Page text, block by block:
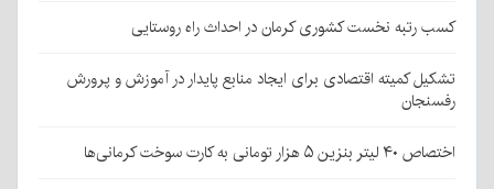
کسب رتبه نخست کشوری کرمان در احداث راه روستایی
تشکیل کمیته اقتصادی برای ایجاد منابع پایدار در آموزش و پرورش
رفسنجان
اختصاص ۴۰ لیتر بنزین ۵ هزار تومانی به کارت سوخت کرمانی‌ها